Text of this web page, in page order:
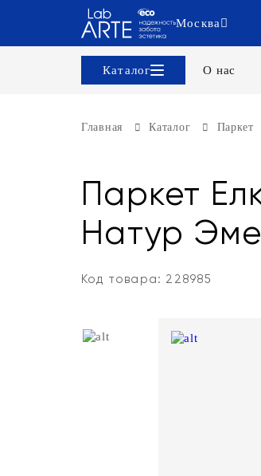
Москва
Каталог О нас
Главная Каталог Паркет
Паркет
Натур
Код товара: 228985